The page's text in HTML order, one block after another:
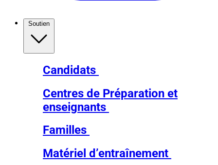
Candidats
Centres de Préparation et
enseignants
Familles
Matériel d’entraînement